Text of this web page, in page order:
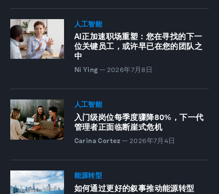
人工智能
AI正加速职场重塑：您在寻找的下一
位关键员工，或许早已在您的团队之
中
Ni Ying — 2026年7月8日
人工智能
入门级岗位每季度骤降80%，下一代
管理者正面临断崖式危机
Carina Cortez — 2026年7月4日
能源转型
如何通过更好的叙事推动能源转型